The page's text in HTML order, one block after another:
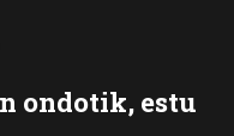
ondotik, estu